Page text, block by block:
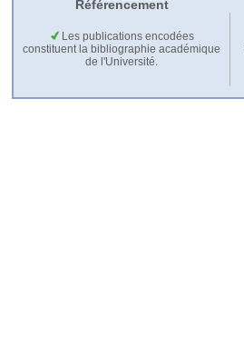
Référencement
Les publications encodées
constituent la bibliographie académique
de l'Université.